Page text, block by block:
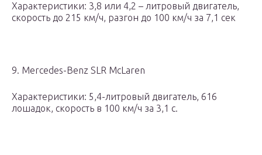
Характеристики: 3,8 или 4,2 – литровый двигатель,
скорость до 215 км/ч, разгон до 100 км/ч за 7,1 сек
9. Mercedes-Benz SLR McLaren
Характеристики: 5,4-литровый двигатель, 616
лошадок, скорость в 100 км/ч за 3,1 с.